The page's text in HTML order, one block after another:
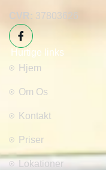
CVR: 37803626
Hurtige links
Hjem
Om Os
Kontakt
Priser
Lokationer